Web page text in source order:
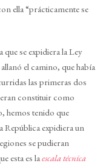
ella “prácticamente se
que se expidiera la Ley
el camino, que había
las primeras dos
constituir como
hemos tenido que
República expidiera un
se pudieran
esta es la escala técnica